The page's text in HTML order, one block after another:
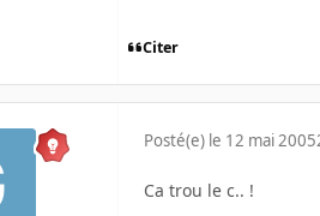
Citer
Posté(e) le 12 mai 2005
Ca trou le c.. !